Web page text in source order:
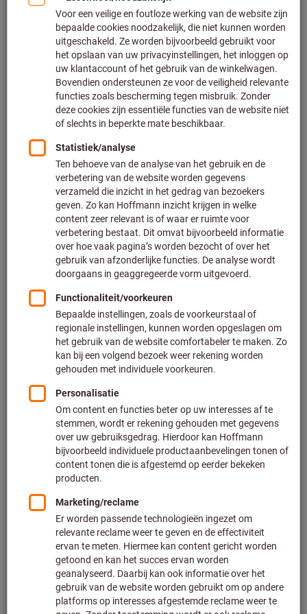
Klik om de afbeelding te vergroten
Prijs per 1 Stuk
Excl. verzendkosten
Klantspecifieke prijzen voor zakelijke klanten naregistratie
/ aanmelding.
Aantal scharnierpunten:
A.u.b. selecteren
Aan de winkelwagen toevoegen